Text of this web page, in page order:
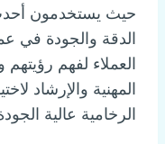
حيث يستخدمون
الدقة والجودة في
العملاء لفهم
المهنية والإرشاد
الرخامية عالية